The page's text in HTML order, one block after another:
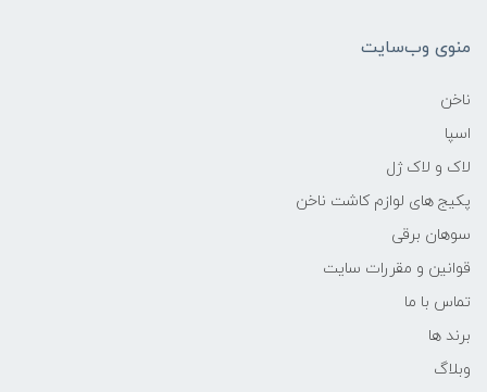
منوی وب‌سایت
ناخن
اسپا
لاک و لاک ژل
پکیج های لوازم کاشت ناخن
سوهان برقی
قوانین و مقررات سایت
تماس با ما
برند ها
وبلاگ